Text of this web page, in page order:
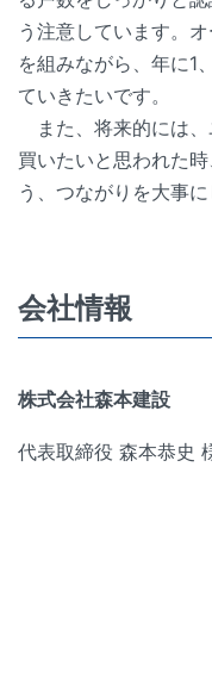
う注意しています。
を組みながら、年に1
ていきたいです。
また、将来的には
買いたいと思われた
う、つながりを大事
会社情報
株式会社森本建設
代表取締役 森本恭史